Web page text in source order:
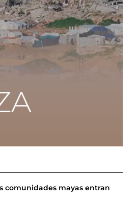
comunidades mayas entran